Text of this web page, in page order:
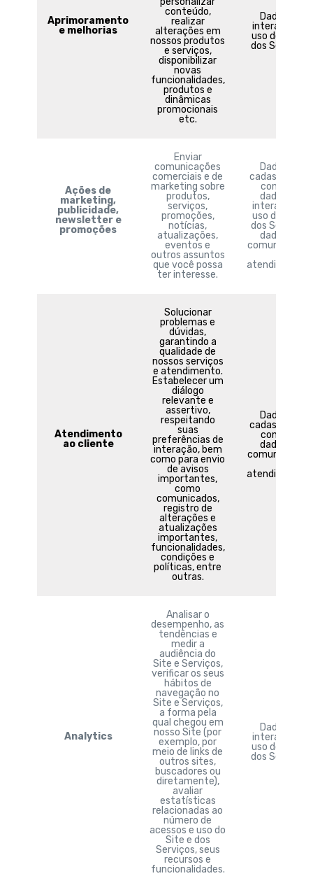
Aprimoramento
e melhorias
conteúdo,
realizar
alterações em
nossos produtos
e serviços,
disponibilizar
novas
funcionalidades,
produtos e
dinâmicas
promocionais
etc.
Dados de
interações e
uso do Site e
dos Serviços.
Ações de
marketing,
publicidade,
newsletter e
promoções
Enviar
comunicações
comerciais e de
marketing sobre
produtos,
serviços,
promoções,
notícias,
atualizações,
eventos e
outros assuntos
que você possa
ter interesse.
Dados de
cadastro e de
contato,
dados de
interações e
uso do site e
dos Serviços,
dados de
comunicações
atendimentos.
Atendimento
ao cliente
Solucionar
problemas e
dúvidas,
garantindo a
qualidade de
nossos serviços
e atendimento.
Estabelecer um
diálogo
relevante e
assertivo,
respeitando
suas
preferências de
interação, bem
como para envio
de avisos
importantes,
como
comunicados,
registro de
alterações e
atualizações
importantes,
funcionalidades,
condições e
políticas, entre
outras.
Dados de
cadastro e de
contato,
dados de
comunicações
atendimentos.
Analytics
Analisar o
desempenho, as
tendências e
medir a
audiência do
Site e Serviços,
verificar os seus
hábitos de
navegação no
Site e Serviços,
a forma pela
qual chegou em
nosso Site (por
exemplo, por
meio de links de
outros sites,
buscadores ou
diretamente),
avaliar
estatísticas
relacionadas ao
número de
acessos e uso do
Site e dos
Serviços, seus
recursos e
funcionalidades.
Dados de
interações e
uso do Site e
dos Serviços.